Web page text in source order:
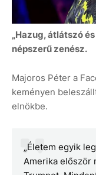
„Hazug, átlátszó
népszerű zenész.
Majoros Péter a
keményen
elnökbe.
„Életem egyik
Amerika először